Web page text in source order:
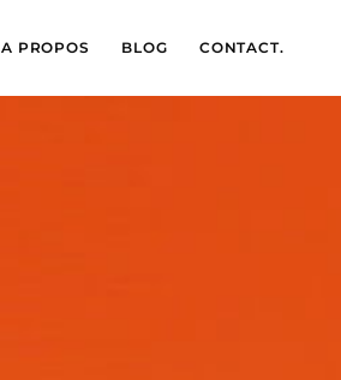
A PROPOS BLOG CONTACT.